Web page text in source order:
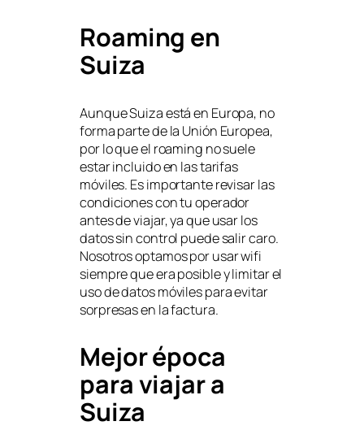
Roaming en
Suiza
Aunque Suiza está en Europa, no
forma parte de la Unión Europea,
por lo que el roaming no suele
estar incluido en las tarifas
móviles. Es importante revisar las
condiciones con tu operador
antes de viajar, ya que usar los
datos sin control puede salir caro.
Nosotros optamos por usar wifi
siempre que era posible y limitar el
uso de datos móviles para evitar
sorpresas en la factura.
Mejor época
para viajar a
Suiza